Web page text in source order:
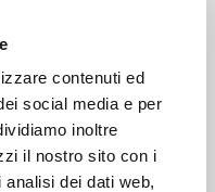
contenuti ed
social media e per
inoltre
il nostro sito con i
dei dati web,